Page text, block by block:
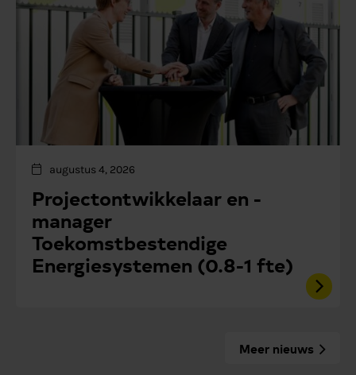
augustus 4, 2026
Projectontwikkelaar en -
manager
Toekomstbestendige
Energiesystemen (0.8-1 fte)
Meer nieuws